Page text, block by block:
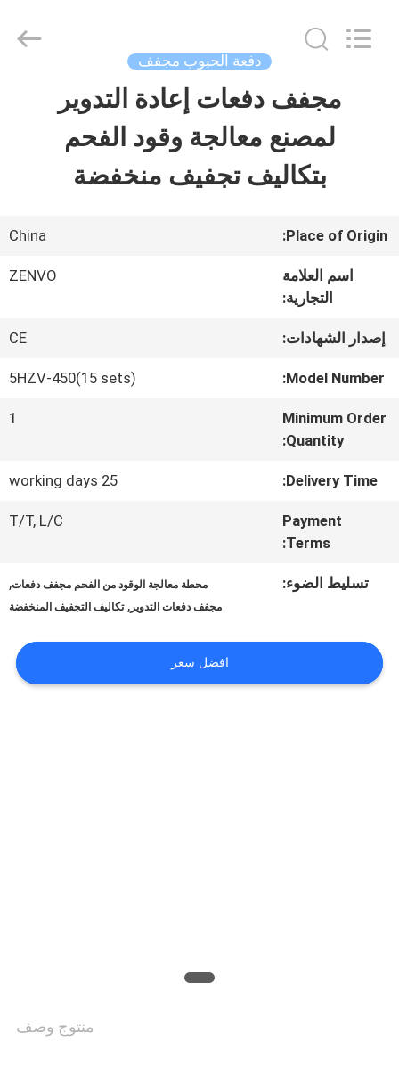
منزل،
معلومات
جولة
في
المعمل
مراقبة
الجودة
بنا
ZENVO
TECHNOLOGY
دفعة الحبوب مجفف
مجفف دفعات إعادة التدوير
لمصنع معالجة وقود الفحم
بتكاليف تجفيف منخفضة
Place of Origin:
China
اسم العلامة
التجارية:
ZENVO
إصدار الشهادات: CE
Model Number:
5HZV-450(15 sets)
Minimum Order
Quantity:
1
Delivery Time:
25 working days
Payment
Terms:
T/T, L/C
تسليط الضوء: محطة معالجة الوقود من الفحم مجفف دفعات,
مجفف دفعات التدوير ,تكاليف التجفيف المنخفضة
افضل سعر
منتوج وصف